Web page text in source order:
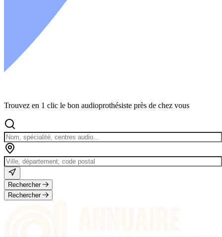
Trouvez en 1 clic le bon audioprothésiste près de chez vous
Rechercher
Rechercher